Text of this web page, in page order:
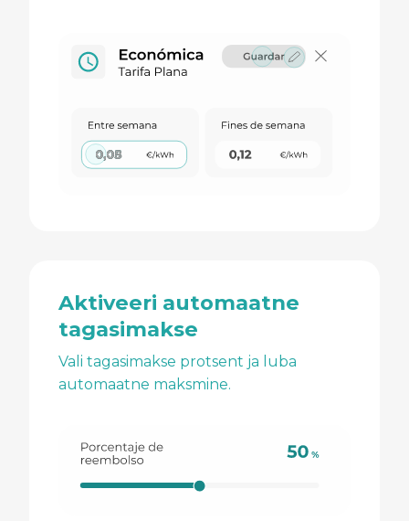
Aktiveeri automaatne
tagasimakse
Vali tagasimakse protsent ja luba
automaatne maksmine.